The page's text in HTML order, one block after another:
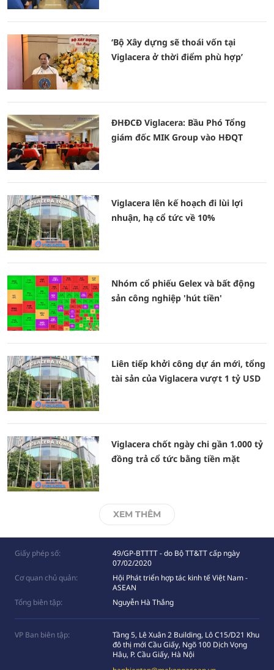
‘Bộ Xây dựng sẽ thoái vốn tại
Viglacera ở thời điểm phù hợp’
ĐHĐCĐ Viglacera: Bầu Phó Tổng
giám đốc MIK Group vào HĐQT
Viglacera lên kế hoạch đi lùi lợi
nhuận, hạ cổ tức về 10%
Nhóm cổ phiếu Gelex và bất động
sản công nghiệp 'hút tiền'
Liên tiếp khởi công dự án mới, tổng
tài sản của Viglacera vượt 1 tỷ USD
Viglacera chốt ngày chi gần 1.000 tỷ
đồng trả cổ tức bằng tiền mặt
XEM THÊM
Giấy phép số:
49/GP-BTTTT - do Bộ TT&TT cấp ngày
07/02/2020
Cơ quan chủ quản:
Hội Phát triển hợp tác kinh tế Việt Nam -
ASEAN
Tổng biên tập:
Nguyễn Hà Thắng
VP Ban biên tập:
Tầng 5, Lê Xuân 2 Building, Lô C15/D21 Khu
đô thị mới Cầu Giấy, Ngõ 100 Dịch Vọng
Hâụ, P. Cầu Giấy, Hà Nội